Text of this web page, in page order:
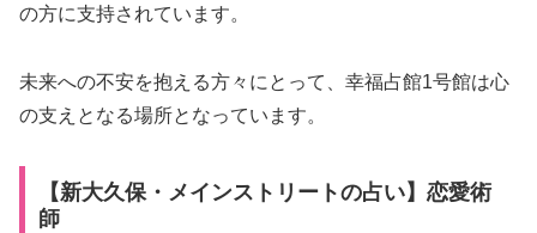
の方に支持されています。
未来への不安を抱える方々にとって、幸福占館1号館は心
の支えとなる場所となっています。
【新大久保・メインストリートの占い】恋愛術
師